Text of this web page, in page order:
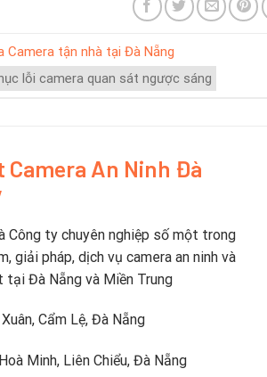
Camera tận nhà tại Đà Nẵng
lỗi camera quan sát ngược sáng
Camera An Ninh Đà
Công ty chuyên nghiệp số một trong
giải pháp, dịch vụ camera an ninh và
Đà Nẵng và Miền Trung
Cẩm Lệ, Đà Nẵng
Minh, Liên Chiểu, Đà Nẵng